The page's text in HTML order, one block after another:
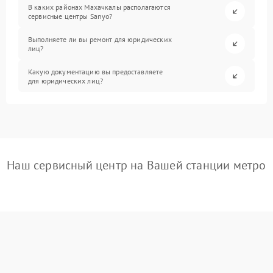
В каких районах Махачкалы располагаются
сервисные центры Sanyo?
Выполняете ли вы ремонт для юридических
лиц?
Какую документацию вы предоставляете
для юридических лиц?
Наш сервисный центр на Вашей станции метро